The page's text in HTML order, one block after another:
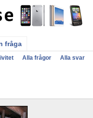
fråga
Alla frågor Alla svar